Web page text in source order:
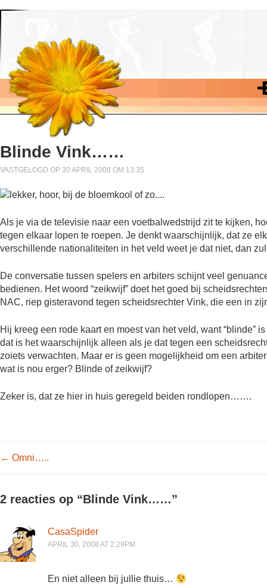
Blinde Vink……
VASTGELOGD OP 30 APRIL 2008 OM 13:35
Als je via de televisie naar een voetbalwedstrijd zit te kijken,
tegen elkaar lopen te roepen. Je denkt waarschijnlijk, dat ze
verschillende nationaliteiten in het veld weet je dat niet, dan
De conversatie tussen spelers en arbiters schijnt veel
bedienen. Het woord “zeikwijf” doet het goed bij
NAC, riep gisteravond tegen scheidsrechter Vink, die een in
Hij kreeg een rode kaart en moest van het veld, want “blinde”
dat is het waarschijnlijk alleen als je dat tegen een
zoiets verwachten. Maar er is geen mogelijkheid om een
wat is nou erger? Blinde of zeikwijf?
Zeker is, dat ze hier in huis geregeld beiden rondlopen…….
Post navigation
← Omni…..
2 reacties op “Blinde Vink……”
CasaSpider
APRIL 30, 2008 AT 2:29PM
En niet alleen bij jullie thuis…